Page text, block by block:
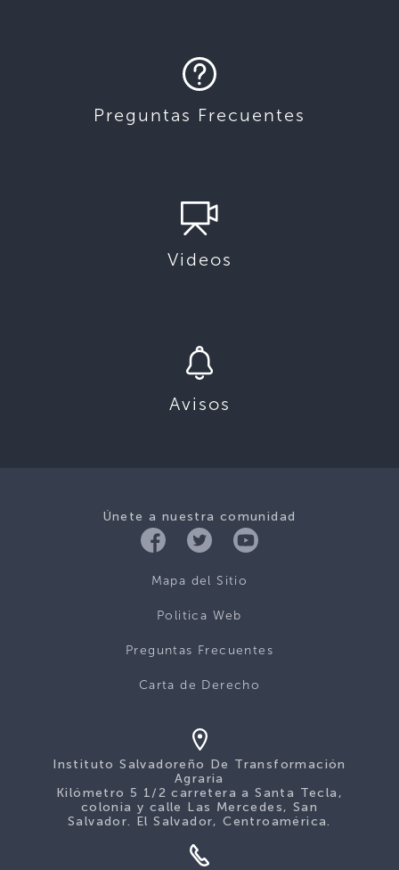
Preguntas Frecuentes
Videos
Avisos
Únete a nuestra comunidad
Mapa del Sitio
Politica Web
Preguntas Frecuentes
Carta de Derecho
Instituto Salvadoreño De Transformación
Agraria
Kilómetro 5 1/2 carretera a Santa Tecla,
colonia y calle Las Mercedes, San
Salvador. El Salvador, Centroamérica.